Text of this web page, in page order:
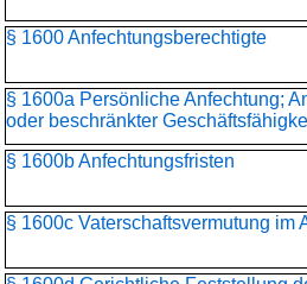
§ 1600 Anfechtungsberechtigte
§ 1600a Persönliche Anfechtung;
oder beschränkter
§ 1600b Anfechtungsfristen
§ 1600c Vaterschaftsvermutung im